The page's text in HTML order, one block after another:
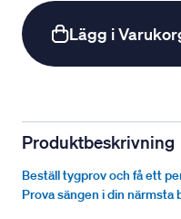
Lägg i
Produktbeskrivning
Beställ tygprov och få ett
Prova sängen i din närmsta